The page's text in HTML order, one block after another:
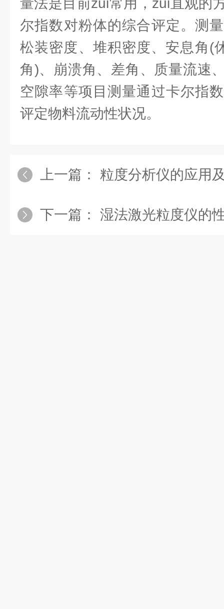
量法是目前zui常用，zui直观的
尔指数对粉体的综合评定。测
松装密度、堆积密度、安息角(
角)、崩溃角、差角、质量流速
空隙率等项目测量通过卡尔指
评定物料流动性状况。
上一篇： 粒度分析仪的应用
下一篇： 湿法激光粒度仪的